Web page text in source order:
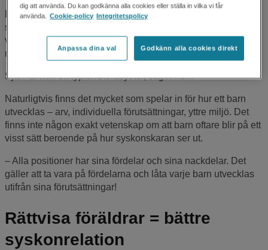
Det säger Elisabeth Schönbeck, beteendevetare,
småbarnspedagog och föreläsare. Hon har dokumenterat
våra "syskonmönster" och skrivit boken "Äldst, yngst eller
mittemellan".
Själv är hon en typisk storasyster, säger hon.
Naturligtvis finns det mycket som spelar in för hur ett barn
utvecklas – arv, individuella förutsättningar, yttre miljö. Det
finns inte någon exakt vetenskap om att barn oftare blir på ett
visst sätt beroende på hur syskonskaran ser ut.
– Alla positioner har sina fördelar och sina nackdelar. Det
gäller att ta vara på fördelarna och låta varje barn utvecklas
utifrån sina förutsättningar!
Rättvisa föräldrar = bättre
syskonrelation
dig att använda. Du kan godkänna alla cookies eller ställa in vilka vi får
använda. Cookie-policy Integritetspolicy
Anpassa dina val Godkänn alla cookies direkt